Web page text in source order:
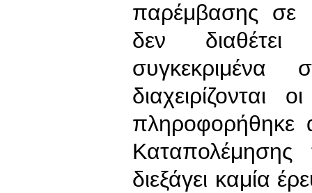
παρέμβασης σε
δεν
συγκεκριμένα
πληροφορήθηκε
διεξάγει καμία